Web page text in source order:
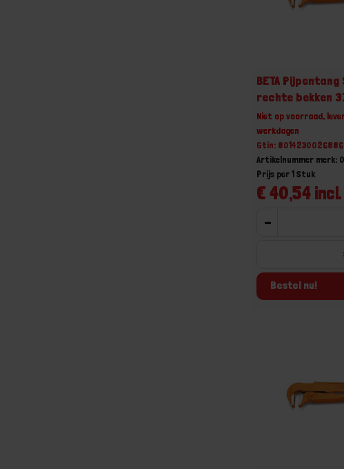
BETA
rechte bekken
Niet op voorraad,
werkdagen
Gtin:
Artikelnummer merk:
€ 40,54 incl.
Prijs per 1 Stuk
-
Bestel nu!